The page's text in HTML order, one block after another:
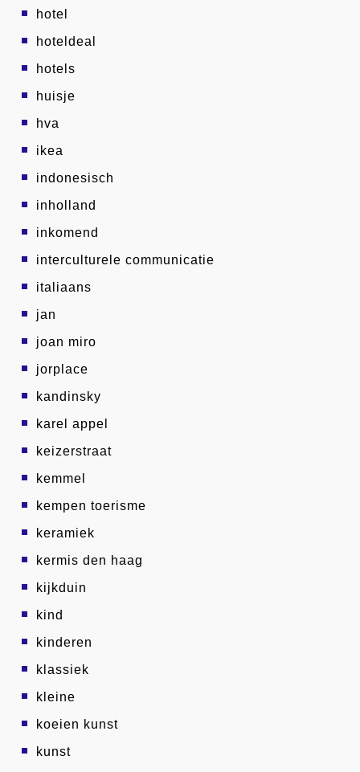
hotel
hoteldeal
hotels
huisje
hva
ikea
indonesisch
inholland
inkomend
interculturele communicatie
italiaans
jan
joan miro
jorplace
kandinsky
karel appel
keizerstraat
kemmel
kempen toerisme
keramiek
kermis den haag
kijkduin
kind
kinderen
klassiek
kleine
koeien kunst
kunst